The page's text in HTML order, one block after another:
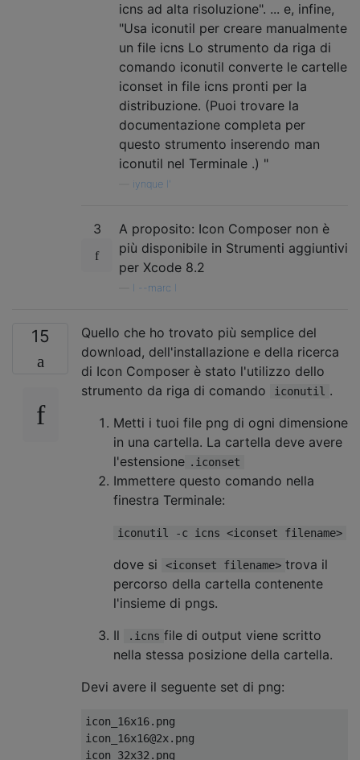
icns ad alta risoluzione". ... e, infine,
"Usa iconutil per creare manualmente
un file icns Lo strumento da riga di
comando iconutil converte le cartelle
iconset in file icns pronti per la
distribuzione. (Puoi trovare la
documentazione completa per
questo strumento inserendo man
iconutil nel Terminale .) "
iynque l'
3
A proposito: Icon Composer non è
più disponibile in Strumenti aggiuntivi
per Xcode 8.2
l --marc l
15
Quello che ho trovato più semplice del
download, dell'installazione e della ricerca
di Icon Composer è stato l'utilizzo dello
strumento da riga di comando
iconutil .
Metti i tuoi file png di ogni dimensione
in una cartella. La cartella deve avere
l'estensione .iconset
Immettere questo comando nella
finestra Terminale:
iconutil -c icns <iconset filename>
dove si <iconset filename> trova il
percorso della cartella contenente
l'insieme di pngs.
Il
.icns file di output viene scritto
nella stessa posizione della cartella.
Devi avere il seguente set di png:
icon_16x16.png
icon_16x16@2x.png
icon_32x32.png